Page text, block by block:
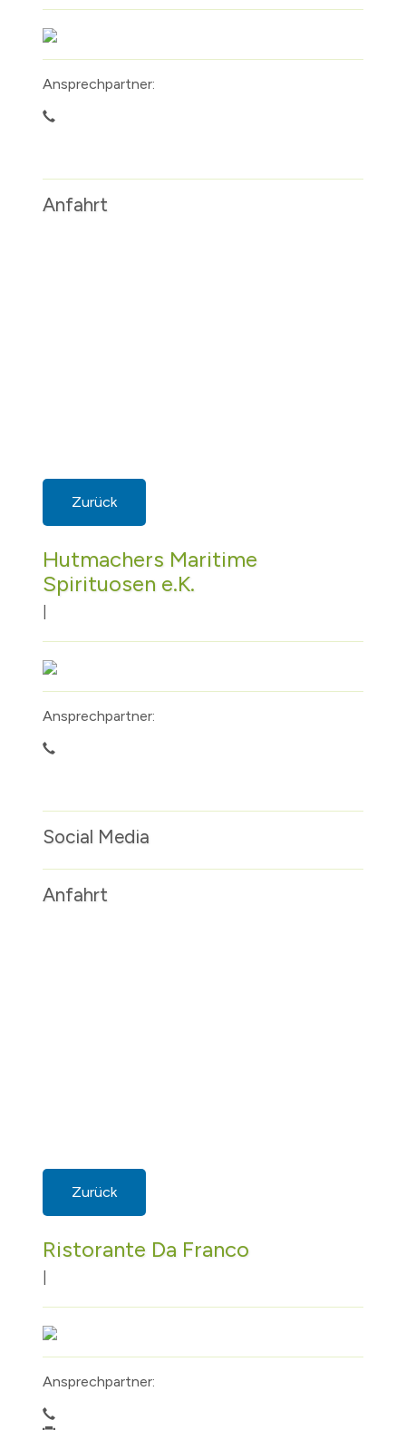
Ansprechpartner:
Anfahrt
Zurück
Hutmachers Maritime
Spirituosen e.K.
Ansprechpartner:
Social Media
Anfahrt
Zurück
Ristorante Da Franco
Ansprechpartner: